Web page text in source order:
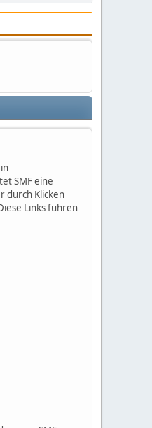
SMF eine
durch Klicken
Links führen